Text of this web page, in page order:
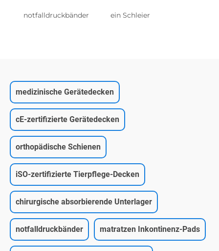
notfalldruckbänder ein Schleier
medizinische Gerätedecken
cE-zertifizierte Gerätedecken
orthopädische Schienen
iSO-zertifizierte Tierpflege-Decken
chirurgische absorbierende Unterlager
notfalldruckbänder matratzen Inkontinenz-Pads